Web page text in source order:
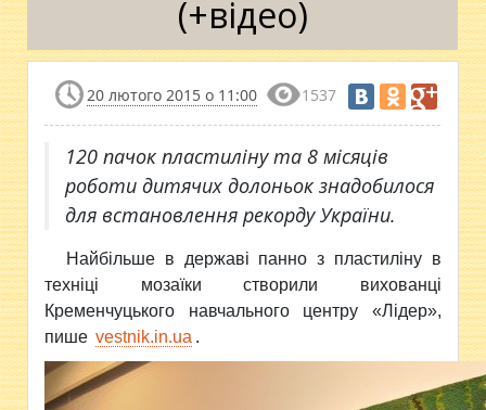
(+відео)
20 лютого 2015 о 11:00 1537
120 пачок пластиліну та 8 місяців
роботи дитячих долоньок знадобилося
для встановлення рекорду України.
Найбільше в державі панно з пластиліну в
техніці мозаїки створили вихованці
Кременчуцького навчального центру «Лідер»,
пише vestnik.in.ua .